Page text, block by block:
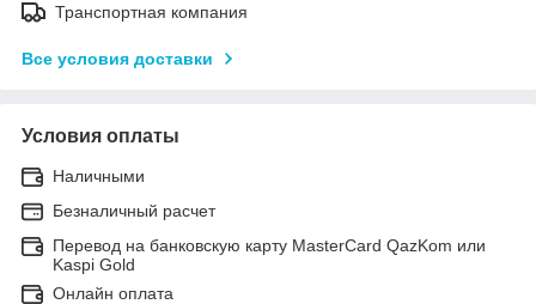
Транспортная компания
Все условия доставки
Условия оплаты
Наличными
Безналичный расчет
Перевод на банковскую карту MasterCard QazKom или
Kaspi Gold
Онлайн оплата